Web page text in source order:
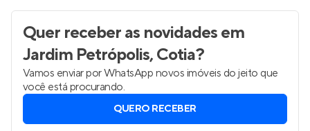
Quer receber as novidadesem
Jardim Petrópolis, Cotia?
Vamos enviar por WhatsApp novos imóveis do jeito que
você está procurando.
QUERO RECEBER